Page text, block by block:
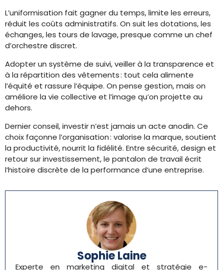
L’uniformisation fait gagner du temps, limite les erreurs,
réduit les coûts administratifs. On suit les dotations, les
échanges, les tours de lavage, presque comme un chef
d’orchestre discret.
Adopter un système de suivi, veiller à la transparence et
à la répartition des vêtements : tout cela alimente
l’équité et rassure l’équipe. On pense gestion, mais on
améliore la vie collective et l’image qu’on projette au
dehors.
Dernier conseil, investir n’est jamais un acte anodin. Ce
choix façonne l’organisation : valorise la marque, soutient
la productivité, nourrit la fidélité. Entre sécurité, design et
retour sur investissement, le pantalon de travail écrit
l’histoire discrète de la performance d’une entreprise.
Sophie Laine
Experte en marketing digital et stratégie e-